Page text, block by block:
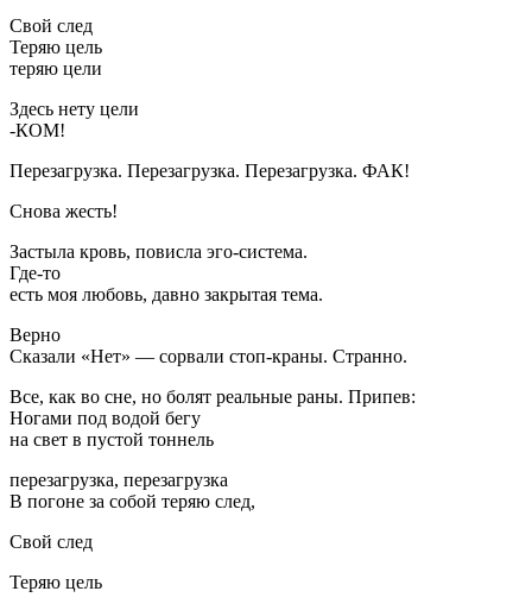
Свой след
Теряю цель
теряю цели
Здесь нету цели
-КОМ!
Перезагрузка. Перезагрузка. Перезагрузка. ФАК!
Снова жесть!
Застыла кровь, повисла эго-система.
Где-то
есть моя любовь, давно закрытая тема.
Верно
Сказали «Нет» — сорвали стоп-краны. Странно.
Все, как во сне, но болят реальные раны. Припев:
Ногами под водой бегу
на свет в пустой тоннель
перезагрузка, перезагрузка
В погоне за собой теряю след,
Свой след
Теряю цель